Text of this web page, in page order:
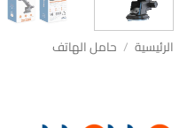
الرئيسية / حامل الهاتف